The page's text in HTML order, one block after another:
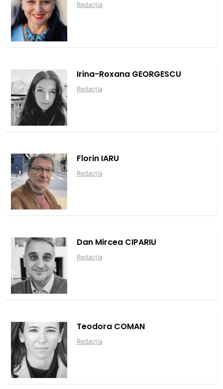
Redacția
Irina-Roxana GEORGESCU
Redacția
Florin IARU
Redacția
Dan Mircea CIPARIU
Redacția
Teodora COMAN
Redacția